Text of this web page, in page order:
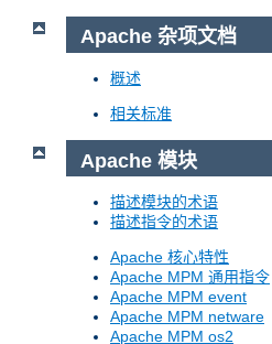
Apache 杂项文档
概述
相关标准
Apache 模块
描述模块的术语
描述指令的术语
Apache 核心特性
Apache MPM 通用指令
Apache MPM event
Apache MPM netware
Apache MPM os2